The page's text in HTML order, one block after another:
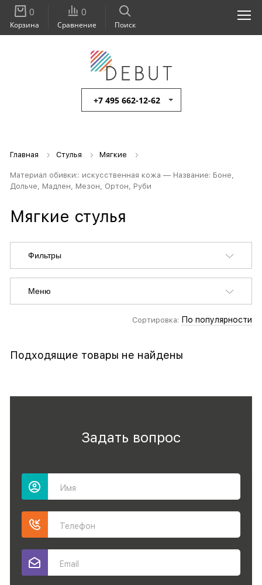
+7 495 662-12-62
Поиск
0
Сравнение
0
Корзина
Главная Стулья Мягкие
Материал обивки:: искусственная кожа — Название: Боне,
Дольче, Мадлен, Мезон, Ортон, Руби
Мягкие стулья
Фильтры
Меню
Сортировка: По популярности
Подходящие товары не найдены
Задать вопрос
Имя
Телефон
Email